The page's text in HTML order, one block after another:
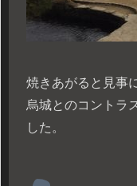
焼きあがると見事
烏城とのコントラ
した。